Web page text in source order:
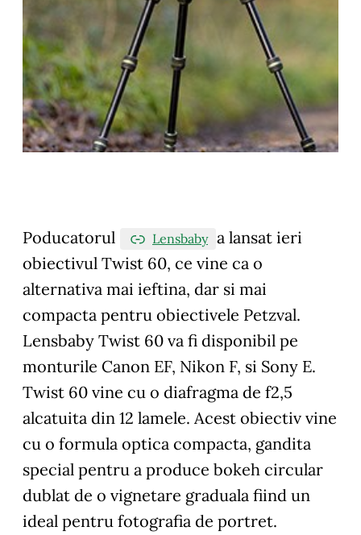
Poducatorul Lensbaby a lansat ieri
obiectivul Twist 60, ce vine ca o
alternativa mai ieftina, dar si mai
compacta pentru obiectivele Petzval.
Lensbaby Twist 60 va fi disponibil pe
monturile Canon EF, Nikon F, si Sony E.
Twist 60 vine cu o diafragma de f2,5
alcatuita din 12 lamele. Acest obiectiv vine
cu o formula optica compacta, gandita
special pentru a produce bokeh circular
dublat de o vignetare graduala fiind un
ideal pentru fotografia de portret.